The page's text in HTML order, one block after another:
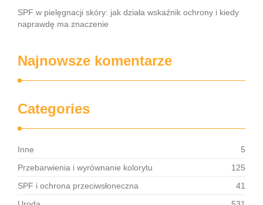
SPF w pielęgnacji skóry: jak działa wskaźnik ochrony i kiedy
naprawdę ma znaczenie
Najnowsze komentarze
Categories
Inne
5
Przebarwienia i wyrównanie kolorytu
125
SPF i ochrona przeciwsłoneczna
41